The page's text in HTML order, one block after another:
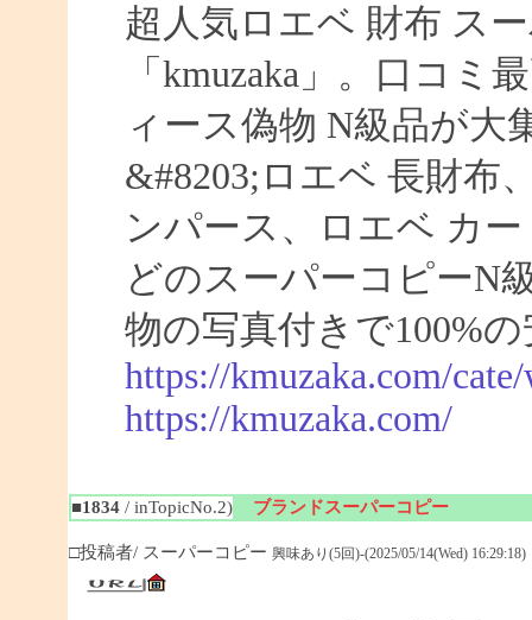
超人気ロエベ 財布 ス
「kmuzaka」。口コミ
ィース偽物 N級品が大
&#8203;ロエベ 長財布
ンパース、ロエベ カ
どのスーパーコピーN
物の写真付きで100%
https://kmuzaka.com/
https://kmuzaka.com/
■1834/ inTopicNo.2) ブランドスーパーコピー
□投稿者/ スーパーコピー 興味あり(5回)-(2025/05/14(Wed) 16:29:18)